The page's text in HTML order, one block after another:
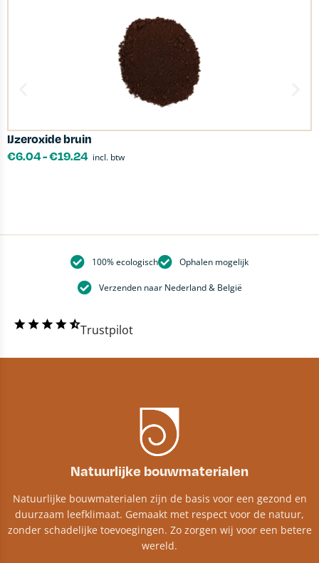
IJzeroxide bruin
€6.04-€19.24 incl. btw
100% ecologisch Ophalen mogelijk
Verzenden naar Nederland & België
Trustpilot
Natuurlijke bouwmaterialen
Natuurlijke bouwmaterialen zijn de basis voor een gezond en
duurzaam leefklimaat. Gemaakt met respect voor de natuur,
zonder schadelijke toevoegingen. Zo zorgen wij voor een betere
wereld.